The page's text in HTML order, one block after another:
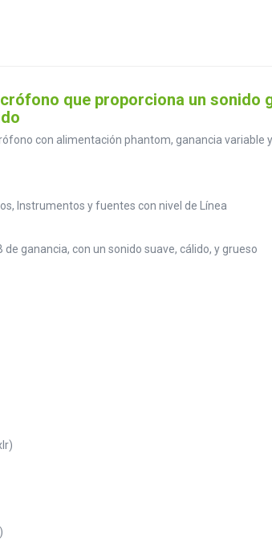
que proporciona un
con alimentación phantom, ganancia
Instrumentos y fuentes con nivel de Línea
ganancia, con un sonido suave, cálido, y grueso